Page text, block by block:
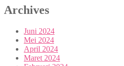
Archives
Juni 2024
Mei 2024
April 2024
Maret 2024